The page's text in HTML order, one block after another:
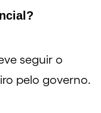
seguir o
pelo governo.